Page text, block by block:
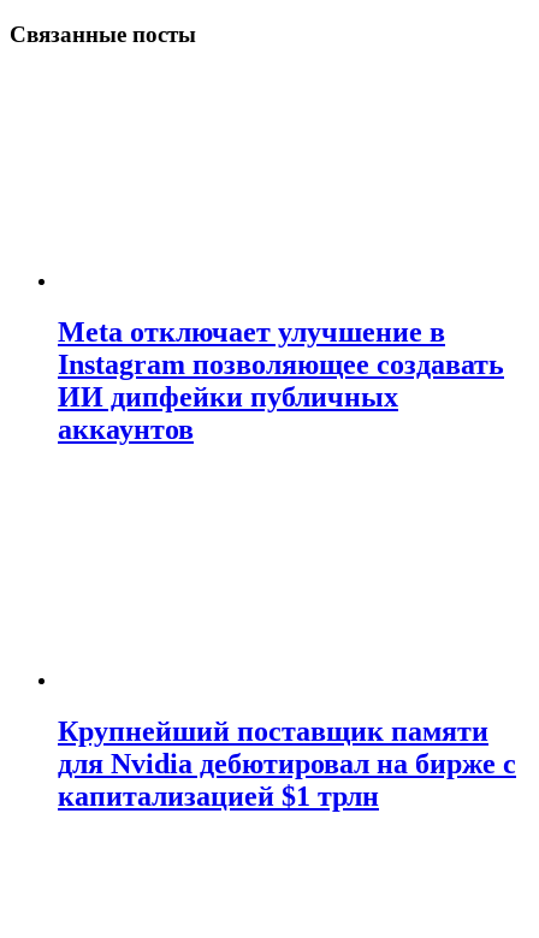
Связанные посты
Meta отключает улучшение в
Instagram позволяющее создавать
ИИ дипфейки публичных
аккаунтов
Крупнейший поставщик памяти
для Nvidia дебютировал на бирже с
капитализацией $1 трлн